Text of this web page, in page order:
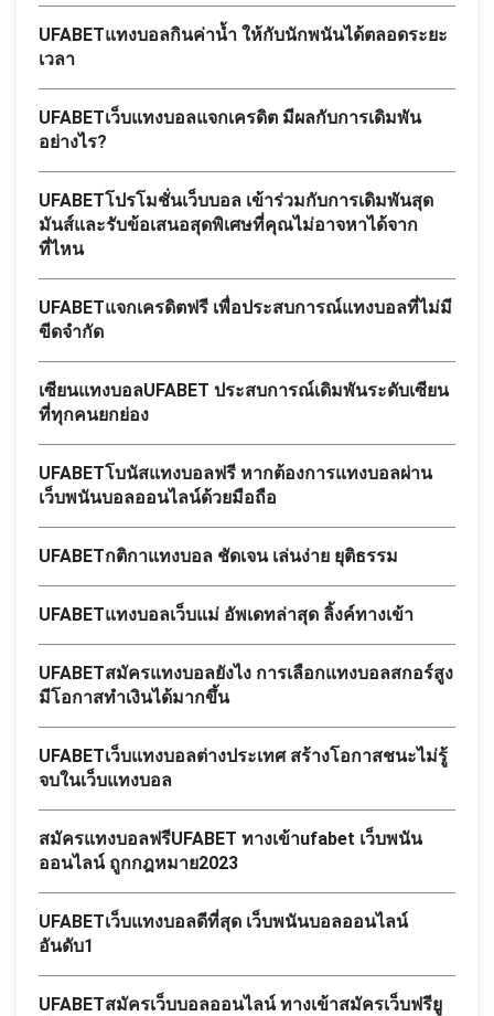
UFABETแทงบอลกินค่าน้ำ ให้กับนักพนันได้ตลอดระยะ
เวลา
UFABETเว็บแทงบอลแจกเครดิต มีผลกับการเดิมพัน
อย่างไร?
UFABETโปรโมชั่นเว็บบอล เข้าร่วมกับการเดิมพันสุด
มันส์และรับข้อเสนอสุดพิเศษที่คุณไม่อาจหาได้จาก
ที่ไหน
UFABETแจกเครดิตฟรี เพื่อประสบการณ์แทงบอลที่ไม่มี
ขีดจำกัด
เซียนแทงบอลUFABET ประสบการณ์เดิมพันระดับเซียน
ที่ทุกคนยกย่อง
UFABETโบนัสแทงบอลฟรี หากต้องการแทงบอลผ่าน
เว็บพนันบอลออนไลน์ด้วยมือถือ
UFABETกติกาแทงบอล ชัดเจน เล่นง่าย ยุติธรรม
UFABETแทงบอลเว็บแม่ อัพเดทล่าสุด ลิ้งค์ทางเข้า
UFABETสมัครแทงบอลยังไง การเลือกแทงบอลสกอร์สูง
มีโอกาสทำเงินได้มากขึ้น
UFABETเว็บแทงบอลต่างประเทศ สร้างโอกาสชนะไม่รู้
จบในเว็บแทงบอล
สมัครแทงบอลฟรีUFABET ทางเข้าufabet เว็บพนัน
ออนไลน์ ถูกกฎหมาย2023
UFABETเว็บแทงบอลดีที่สุด เว็บพนันบอลออนไลน์
อันดับ1
UFABETสมัครเว็บบอลออนไลน์ ทางเข้าสมัครเว็บฟรียู